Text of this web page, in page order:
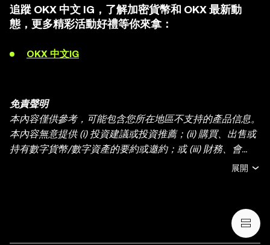
追蹤 OKX 中文 IG，了解加密貨幣和 OKX 最新動
態，更多精彩活動好禮等你來拿：
OKX 中文IG
免責聲明
本內容僅供參考，可能包含您所在地區不支持的產品信息。
本內容無意提供 (i) 投資建議或投資推薦；(ii) 購買、出售或
持有數字貨幣/數字資產的要約或邀約；或 (iii) 財務、會
計、法律或稅務建議。持有數字貨幣/數字資產 (包括穩定幣
幣/數字資產是否適合您。有關您的具體情況，請諮詢您的
法律/稅務/投資專業人士。本帖中的所有信息 (包括市場數
據與統計資料) 僅作一般性參考。某些內容可能由人工智能
展開